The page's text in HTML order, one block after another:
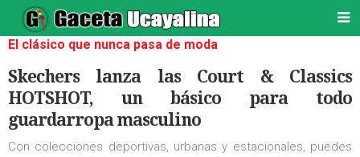
El clásico que nunca pasa de moda
Skechers lanza las Court & Classics
HOTSHOT, un básico para todo
guardarropa masculino
Con colecciones deportivas, urbanas y estacionales, puedes